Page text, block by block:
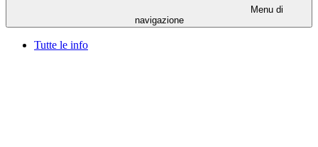
Menu di
navigazione
Tutte le info